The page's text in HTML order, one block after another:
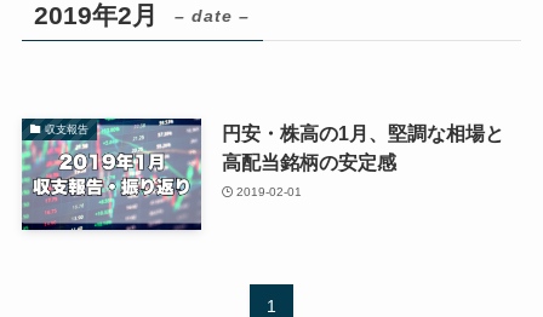
2019年2月 – date –
収支報告
円安・株高の1月、堅調な相場と
高配当銘柄の安定感
2019-02-01
1